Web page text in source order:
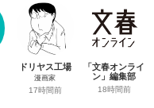
ドリヤス工場
漫画家
17時間前
「文春オンライ
ン」編集部
18時間前